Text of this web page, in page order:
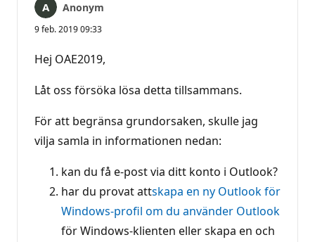
Anonym
9 feb. 2019 09:33
Hej OAE2019,
Låt oss försöka lösa detta tillsammans.
För att begränsa grundorsaken, skulle jag
vilja samla in informationen nedan:
kan du få e-post via ditt konto i Outlook?
har du provat attskapa en ny Outlook för
Windows-profil om du använder Outlook
för Windows-klienten eller skapa en och